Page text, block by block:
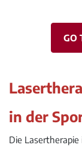
GO
in der
Die